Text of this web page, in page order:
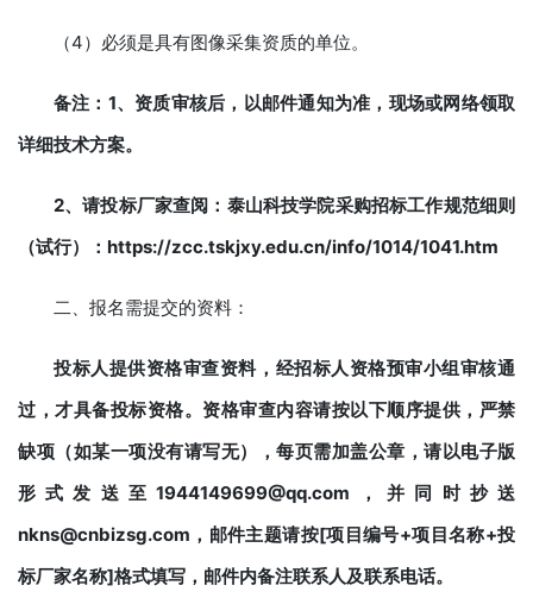
（4）必须是具有图像采集资质的单位。
备注： 1、资质审核后，以邮件通知为准，现场或网络领取
详细技术方案。
2、请投标厂家查阅：泰山科技学院采购招标工作规范细则
（试行）： https://zcc.tskjxy.edu.cn/info/1014/1041.htm
二、报名需提交的资料：
投标人提供资格审查资料，经招标人资格预审小组审核通
过，才具备投标资格。 资格审查内容请按以下顺序提供，严禁
缺项（如某一项没有请写无），每页需加盖公章，请以电子版
形式发送至 1944149699@qq.com ，并同 时抄送
nkns@cnbizsg.com ， 邮件主题请按[项目编号+项目名称+投
标厂家名称]格式填写 ， 邮件内备注联系人及联系电话。